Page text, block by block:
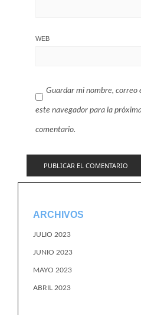
WEB
Guardar mi nombre, correo
este navegador para la
comentario.
ARCHIVOS
JULIO 2023
JUNIO 2023
MAYO 2023
ABRIL 2023